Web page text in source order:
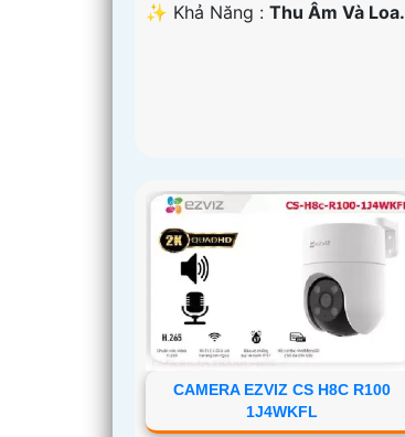
️✨ Khả Năng : Thu Âm Và Loa.
CAMERA EZVIZ CS H8C R100
1J4WKFL